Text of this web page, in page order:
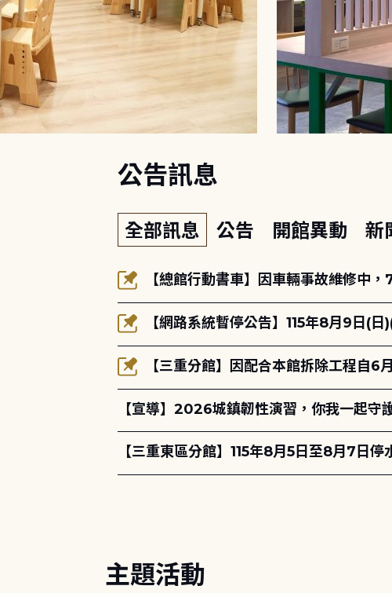
公告訊息
全部訊息 公告 開館異動 新
【總館行動書車】因車輛事故維修中
【網路系統暫停公告】115年8月9日(
【三重分館】因配合本館拆除工程自6
【宣導】2026城鎮韌性演習，你我一起守
【三重東區分館】115年8月5日至8月7日停
主題活動